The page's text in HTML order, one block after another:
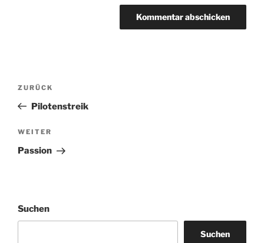
Beitragsnavigation
Vorheriger
Beitrag
ZURÜCK
Pilotenstreik
Nächster
Beitrag
WEITER
Passion
Suchen
Suchen